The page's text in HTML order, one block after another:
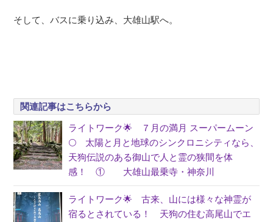
そして、バスに乗り込み、大雄山駅へ。
関連記事はこちらから
ライトワーク🌟 ７月の満月 スーパームーン
🌕 太陽と月と地球のシンクロニシティなら、
天狗伝説のある御山で人と霊の狭間を体
感！ ① 大雄山最乗寺・神奈川
ライトワーク🌟 古来、山には様々な神霊が
宿るとされている！ 天狗の住む高尾山でエ